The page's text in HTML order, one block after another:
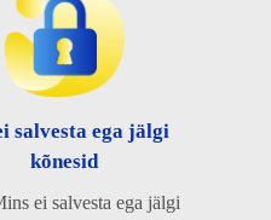
salvesta ega jälgi
kõnesid
ei salvesta ega jälgi